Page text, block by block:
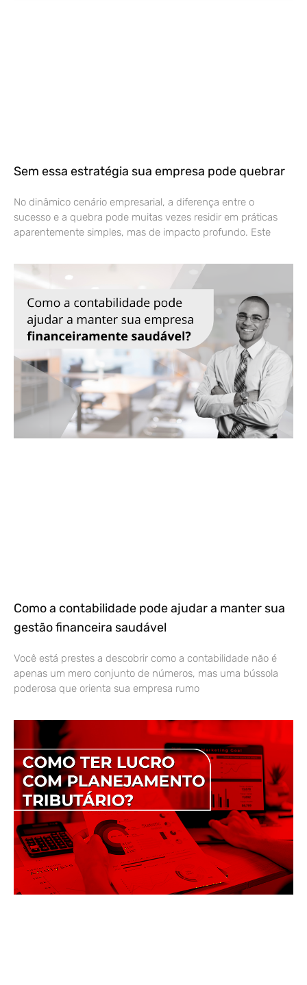
Sem essa estratégia sua empresa pode quebrar
No dinâmico cenário empresarial, a diferença entre o
sucesso e a quebra pode muitas vezes residir em práticas
aparentemente simples, mas de impacto profundo. Este
Como a contabilidade pode ajudar a manter sua
gestão financeira saudável
Você está prestes a descobrir como a contabilidade não é
apenas um mero conjunto de números, mas uma bússola
poderosa que orienta sua empresa rumo